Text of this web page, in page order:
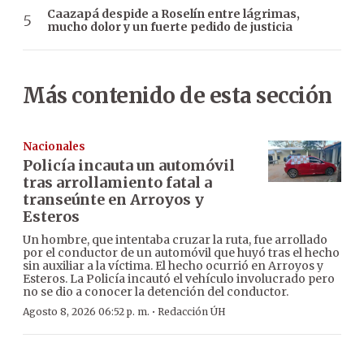
Caazapá despide a Roselín entre lágrimas,
mucho dolor y un fuerte pedido de justicia
Más contenido de esta sección
Nacionales
Policía incauta un automóvil
tras arrollamiento fatal a
transeúnte en Arroyos y
Esteros
Un hombre, que intentaba cruzar la ruta, fue arrollado
por el conductor de un automóvil que huyó tras el hecho
sin auxiliar a la víctima. El hecho ocurrió en Arroyos y
Esteros. La Policía incautó el vehículo involucrado pero
no se dio a conocer la detención del conductor.
Agosto 8, 2026 06:52 p. m. · Redacción ÚH